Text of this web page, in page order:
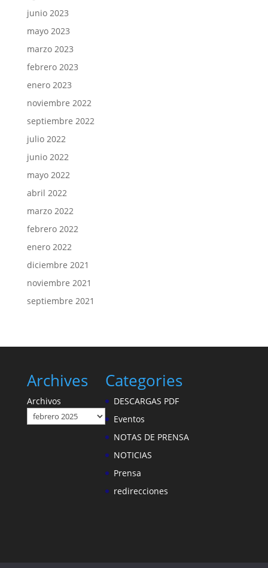
junio 2023
mayo 2023
marzo 2023
febrero 2023
enero 2023
noviembre 2022
septiembre 2022
julio 2022
junio 2022
mayo 2022
abril 2022
marzo 2022
febrero 2022
enero 2022
diciembre 2021
noviembre 2021
septiembre 2021
Archives
Archivos
Categories
DESCARGAS PDF
Eventos
NOTAS DE PRENSA
NOTICIAS
Prensa
redirecciones